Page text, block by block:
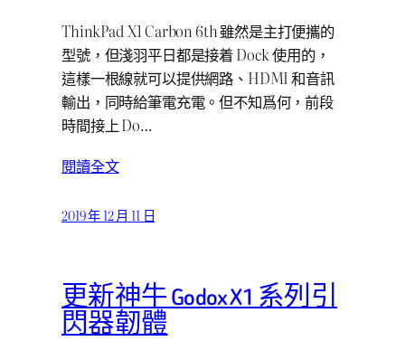
ThinkPad X1 Carbon 6th 雖然是主打便攜的
型號，但淺羽平日都是接着 Dock 使用的，
這樣一根線就可以提供網路、HDMI 和音訊
輸出，同時給筆電充電。但不知爲何，前段
時間接上 Do…
閱讀全文
2019 年 12 月 11 日
更新神牛 Godox X1 系列引
閃器韌體